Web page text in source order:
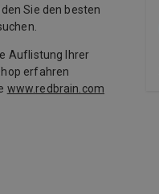
Sie den besten
Auflistung Ihrer
erfahren
www.redbrain.com